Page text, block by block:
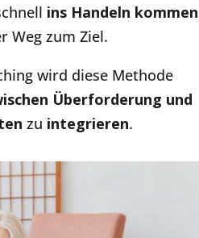
ins Handeln kommen
Weg zum Ziel.
wird diese Methode
Überforderung und
zu integrieren.